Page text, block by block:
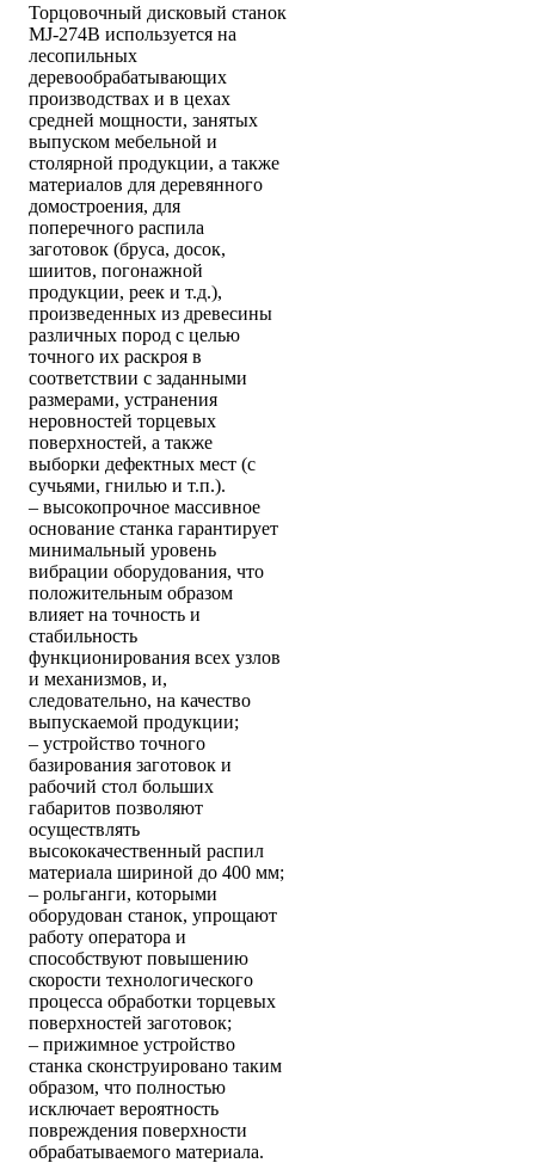
Торцовочный дисковый станок
MJ-274В используется на
лесопильных
деревообрабатывающих
производствах и в цехах
средней мощности, занятых
выпуском мебельной и
столярной продукции, а также
материалов для деревянного
домостроения, для
поперечного распила
заготовок (бруса, досок,
шиитов, погонажной
продукции, реек и т.д.),
произведенных из древесины
различных пород с целью
точного их раскроя в
соответствии с заданными
размерами, устранения
неровностей торцевых
поверхностей, а также
выборки дефектных мест (с
сучьями, гнилью и т.п.).
– высокопрочное массивное
основание станка гарантирует
минимальный уровень
вибрации оборудования, что
положительным образом
влияет на точность и
стабильность
функционирования всех узлов
и механизмов, и,
следовательно, на качество
выпускаемой продукции;
– устройство точного
базирования заготовок и
рабочий стол больших
габаритов позволяют
осуществлять
высококачественный распил
материала шириной до 400 мм;
– рольганги, которыми
оборудован станок, упрощают
работу оператора и
способствуют повышению
скорости технологического
процесса обработки торцевых
поверхностей заготовок;
– прижимное устройство
станка сконструировано таким
образом, что полностью
исключает вероятность
повреждения поверхности
обрабатываемого материала.